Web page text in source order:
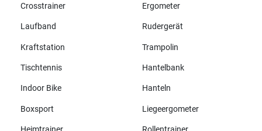
Crosstrainer
Ergometer
Laufband Rudergerät
Kraftstation Trampolin
Tischtennis Hantelbank
Indoor Bike Hanteln
Boxsport Liegeergometer